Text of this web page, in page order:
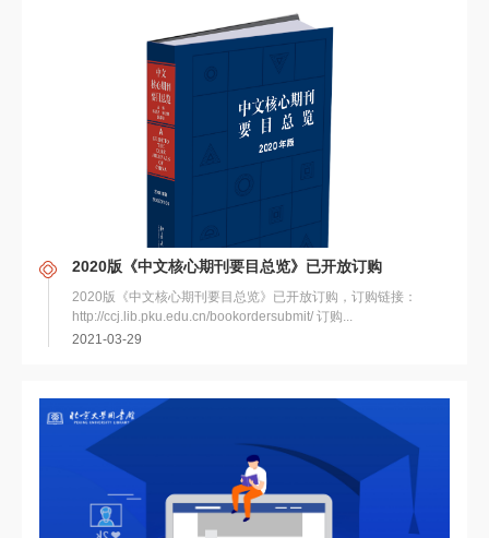
2020版《中文核心期刊要目总览》已开放订购
2020版《中文核心期刊要目总览》已开放订购，订购链接：
http://ccj.lib.pku.edu.cn/bookordersubmit/ 订购...
2021-03-29